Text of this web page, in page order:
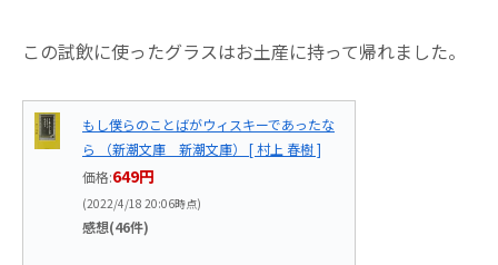
この試飲に使ったグラスはお土産に持って帰れました。
もし僕らのことばがウィスキーであったな
ら （新潮文庫 新潮文庫） [ 村上 春樹 ]
価格:649円
(2022/4/18 20:06時点)
感想(46件)